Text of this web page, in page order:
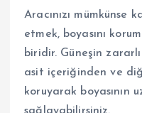
Aracınızı mümkünse
etmek, boyasını
biridir. Güneşin
asit içeriğinden ve
koruyarak boyasının
sağlayabilirsiniz.